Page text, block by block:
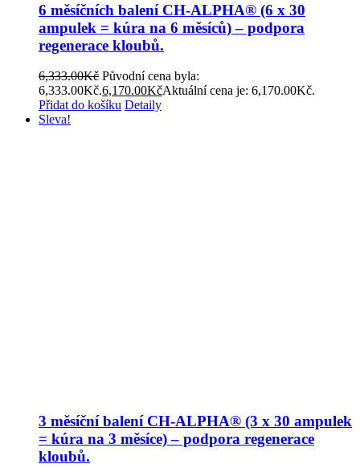
6 měsíčních balení CH-ALPHA® (6 x 30
ampulek = kúra na 6 měsíců) – podpora
regenerace kloubů.
6,333.00Kč Původní cena byla:
6,333.00Kč.6,170.00KčAktuální cena je: 6,170.00Kč.
Přidat do košíku Detaily
Sleva!
3 měsíční balení CH-ALPHA® (3 x 30 ampulek
= kúra na 3 měsíce) – podpora regenerace
kloubů.